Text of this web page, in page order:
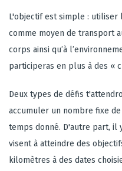
L'objectif est simple :
comme moyen de transport
corps ainsi qu’à
participeras en plus à des «
Deux types de défis
accumuler un nombre fixe
temps donné. D'autre part, il
visent à atteindre des
kilomètres à des dates